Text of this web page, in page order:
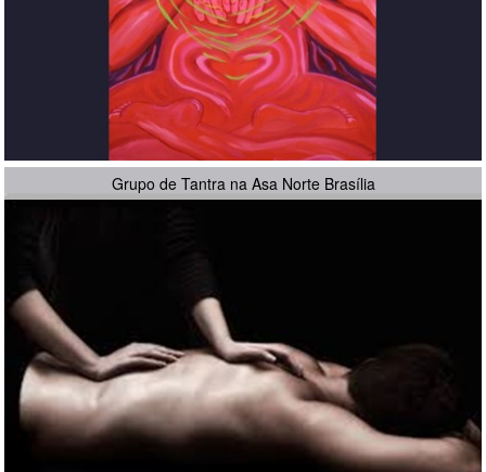
Grupo de Tantra na Asa Norte Brasília